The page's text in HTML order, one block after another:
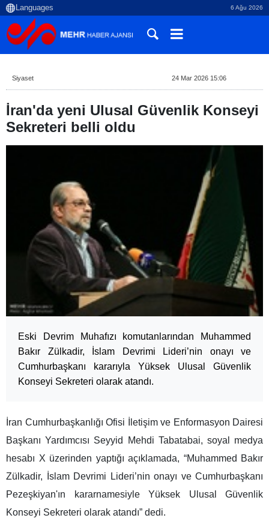
6 Ağu 2026
Siyaset 24 Mar 2026 15:06
İran'da yeni Ulusal Güvenlik Konseyi
Sekreteri belli oldu
Eski Devrim Muhafızı komutanlarından Muhammed
Bakır Zülkadir, İslam Devrimi Lideri’nin onayı ve
Cumhurbaşkanı kararıyla Yüksek Ulusal Güvenlik
Konseyi Sekreteri olarak atandı.
İran Cumhurbaşkanlığı Ofisi İletişim ve Enformasyon Dairesi
Başkanı Yardımcısı Seyyid Mehdi Tabatabai, soyal medya
hesabı X üzerinden yaptığı açıklamada, “Muhammed Bakır
Zülkadir, İslam Devrimi Lideri’nin onayı ve Cumhurbaşkanı
Pezeşkiyan'ın kararnamesiyle Yüksek Ulusal Güvenlik
Konseyi Sekreteri olarak atandı” dedi.